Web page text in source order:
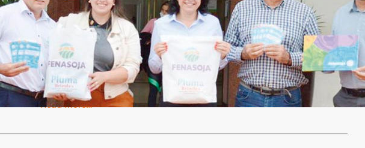
Geral
FENASOJA entrega credenciais que serão destinadas aos
profissionais que atuaram na linha de frente contra a Covid
Jornal Gazeta Regional 9 de abril de 2022
Faltando pouco mais de 20 dias para o início da FENASOJA 2022, um
grupo especial…
Read More…